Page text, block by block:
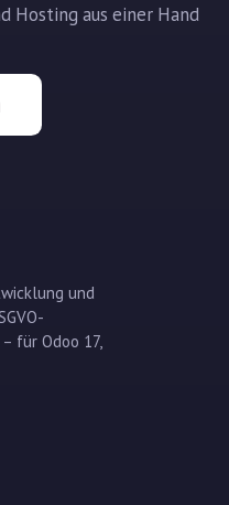
Hosting aus einer Hand
und
für Odoo 17,